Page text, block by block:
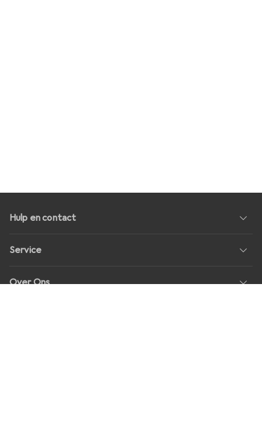
Hulp en contact
Service
Over Ons